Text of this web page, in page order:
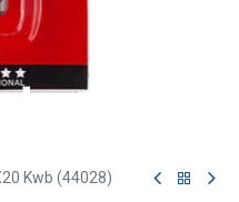
Kwb (44028)